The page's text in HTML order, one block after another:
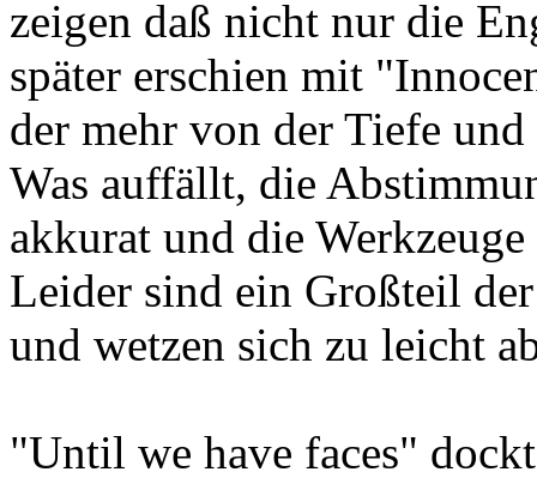
zeigen daß nicht nur die
später erschien mit
der mehr von der Tiefe
Was auffällt, die
akkurat und die
Leider sind ein Großteil
und wetzen sich zu leicht
"Until we have faces"